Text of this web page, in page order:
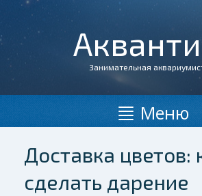
Занимательная
Меню
Доставка цветов:
сделать дарение